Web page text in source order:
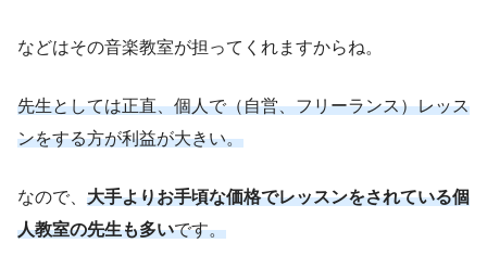
などはその音楽教室が担ってくれますからね。
先生としては正直、個人で（自営、フリーランス）レッス
ンをする方が利益が大きい。
なので、 大手よりお手頃な価格でレッスンをされている個
人教室の先生も多いです。